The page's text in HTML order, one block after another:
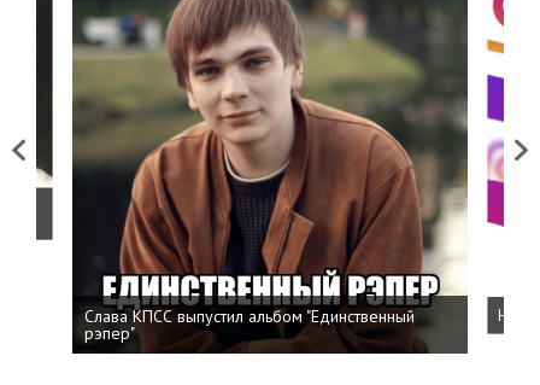
Previous
Слава КПСС выпустил альбом "Единственный
рэпер"
Next